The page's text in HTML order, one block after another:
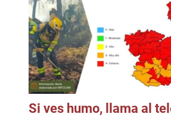
Si ves humo, llama al